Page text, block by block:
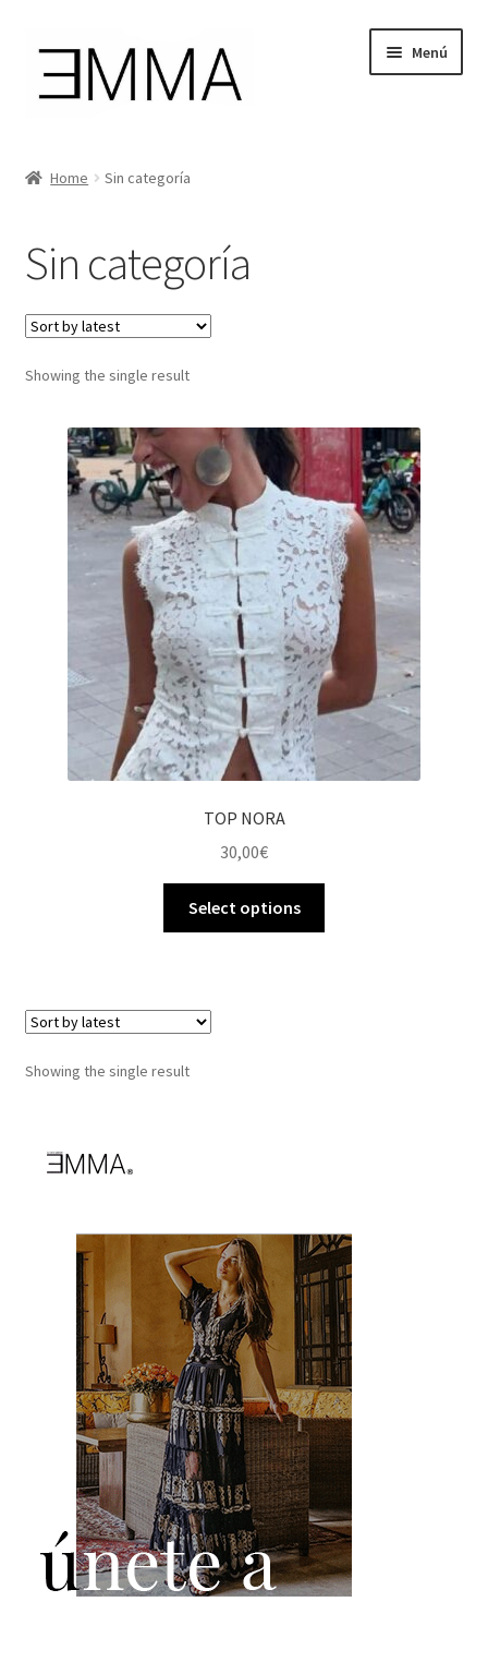
contenido
Menú
Cesta de la compra
Instagram
Facebook
Home Sin categoría
Sin categoría
Showing the single result
TOP NORA
30,00€
Select options
Showing the single result